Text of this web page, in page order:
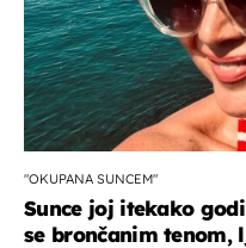
"OKUPANA SUNCEM"
Sunce joj itekako
se brončanim tenom,